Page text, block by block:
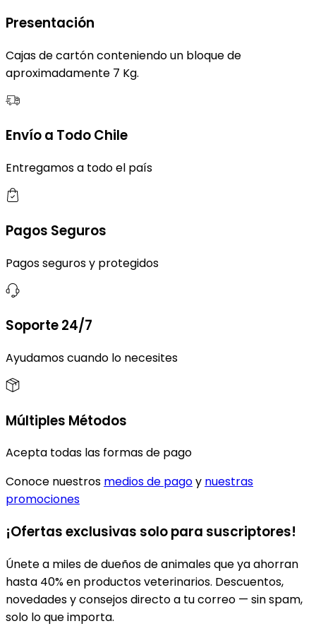
Presentación
Cajas de cartón conteniendo un bloque de
aproximadamente 7 Kg.
Envío a Todo Chile
Entregamos a todo el país
Pagos Seguros
Pagos seguros y protegidos
Soporte 24/7
Ayudamos cuando lo necesites
Múltiples Métodos
Acepta todas las formas de pago
Conoce nuestros medios de pagoy nuestras
promociones
¡Ofertas exclusivas solo para suscriptores!
Únete a miles de dueños de animales que ya ahorran
hasta 40% en productos veterinarios. Descuentos,
novedades y consejos directo a tu correo — sin spam,
solo lo que importa.